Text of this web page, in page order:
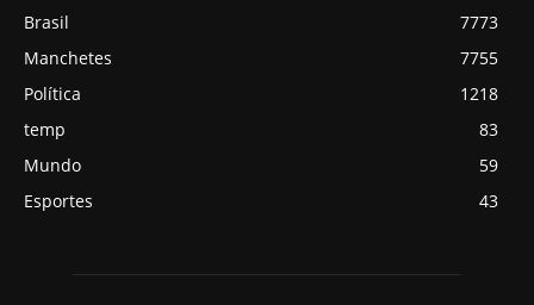
Brasil
7773
Manchetes
7755
Política
1218
temp
83
Mundo
59
Esportes
43